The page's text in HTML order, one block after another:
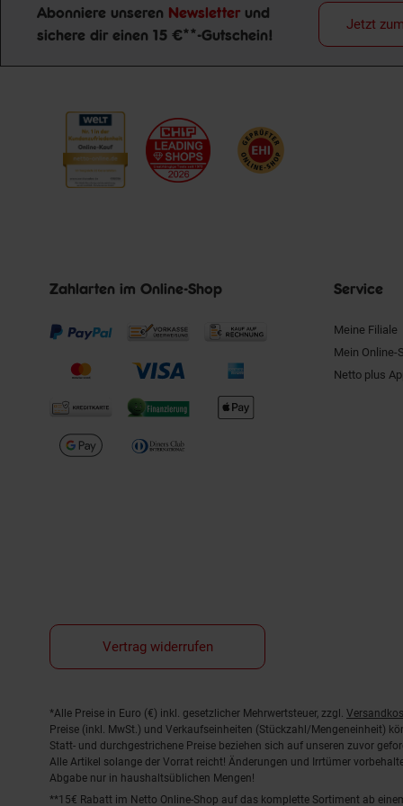
Newsletter Anmeldung
Abonniere unseren Newsletter und
sichere dir einen 15 €**-Gutschein!
Jetzt
Zahlarten im Online-Shop Service
Meine Filiale
Mein Online-
Netto plus
Vertrag widerrufen
Fußnoten
*Alle Preise in Euro (€) inkl. gesetzlicher Mehrwertsteuer, zzgl.
Preise (inkl. MwSt.) und Verkaufseinheiten (Stückzahl/Mengeneinheit)
Statt- und durchgestrichene Preise beziehen sich auf unseren zuvor
Alle Artikel solange der Vorrat reicht! Änderungen und Irrtümer
Abgabe nur in haushaltsüblichen Mengen!
**15€ Rabatt im Netto Online-Shop auf das komplette Sortiment ab